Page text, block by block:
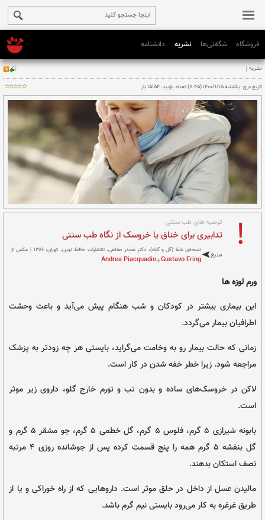
فروشگاه شگفتی‌ها نشریه دانشنامه
سنتی
(گل و گیاه)، دکتر صفدر صانعی، انتشارات حافظ نوین، تهران، ۱۳۸۶ | عکس از
وAndrea Piacquadio
کودکان و شب هنگام پیش می‌آید و باعث وحشت
به وخامت می‌گراید، بایستی هر چه زودتر به پزشک